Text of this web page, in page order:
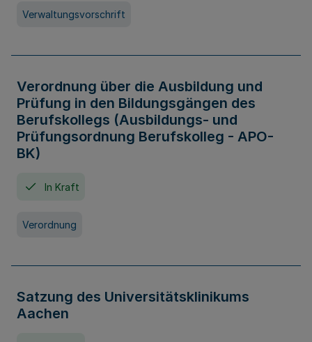
Verwaltungsvorschrift
Verordnung über die Ausbildung und
Prüfung in den Bildungsgängen des
Berufskollegs (Ausbildungs- und
Prüfungsordnung Berufskolleg - APO-
BK)
In Kraft
Verordnung
Satzung des Universitätsklinikums
Aachen